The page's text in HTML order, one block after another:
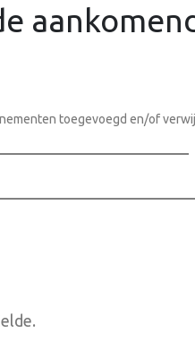
toegevoegd en/of